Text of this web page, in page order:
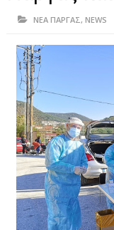
ΗΠΕΙΡΟΣ
ΑΡΤΑ
ΙΩΑΝΝΙΝΑ
ΘΕΣΠΡΩΤΙΑ
ΙΟΝΙΑ ΝΗΣΙΑ
ΚΑΙ ΕΛΛΑΔΑ
ΥΓΕΙΑ-
ΝΕΑ ΠΑΡΓΑΣ, NEWS